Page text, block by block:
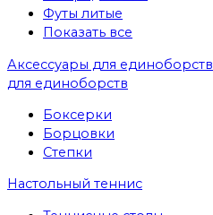
Футы литые
Показать все
Аксессуары для единоборств
для единоборств
Боксерки
Борцовки
Степки
Настольный теннис